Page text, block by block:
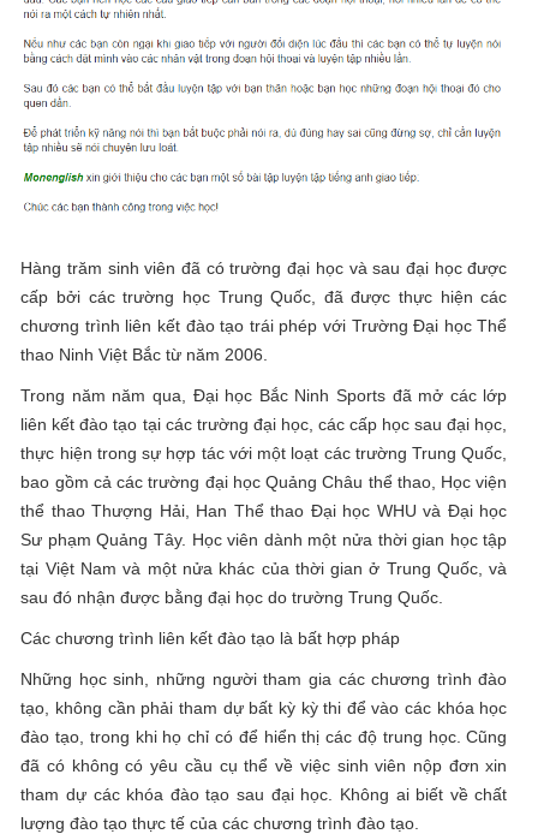
Hàng trăm sinh viên đã có trường đại học và sau đại học được
cấp bởi các trường học Trung Quốc, đã được thực hiện các
chương trình liên kết đào tạo trái phép với Trường Đại học Thể
thao Ninh Việt Bắc từ năm 2006.
Trong năm năm qua, Đại học Bắc Ninh Sports đã mở các lớp
liên kết đào tạo tại các trường đại học, các cấp học sau đại học,
thực hiện trong sự hợp tác với một loạt các trường Trung Quốc,
bao gồm cả các trường đại học Quảng Châu thể thao, Học viện
thể thao Thượng Hải, Han Thể thao Đại học WHU và Đại học
Sư phạm Quảng Tây. Học viên dành một nửa thời gian học tập
tại Việt Nam và một nửa khác của thời gian ở Trung Quốc, và
sau đó nhận được bằng đại học do trường Trung Quốc.
Các chương trình liên kết đào tạo là bất hợp pháp
Những học sinh, những người tham gia các chương trình đào
tạo, không cần phải tham dự bất kỳ kỳ thi để vào các khóa học
đào tạo, trong khi họ chỉ có để hiển thị các độ trung học. Cũng
đã có không có yêu cầu cụ thể về việc sinh viên nộp đơn xin
tham dự các khóa đào tạo sau đại học. Không ai biết về chất
lượng đào tạo thực tế của các chương trình đào tạo.